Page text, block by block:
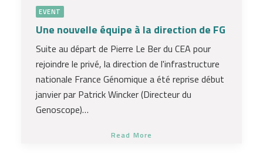
EVENT
Une nouvelle équipe à la direction de FG
Suite au départ de Pierre Le Ber du CEA pour
rejoindre le privé, la direction de l'infrastructure
nationale France Génomique a été reprise début
janvier par Patrick Wincker (Directeur du
Genoscope)…
Read More